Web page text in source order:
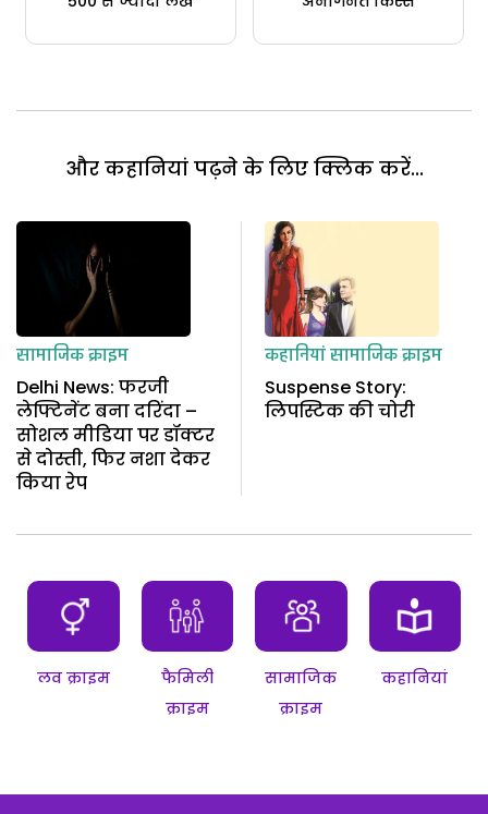
और कहानियां पढ़ने के लिए क्लिक करें...
सामाजिक क्राइम
Delhi News: फरजी
लेफ्टिनेंट बना दरिंदा –
सोशल मीडिया पर डॉक्टर
से दोस्ती, फिर नशा देकर
किया रेप
कहानियांसामाजिक क्राइम
Suspense Story:
लिपस्टिक की चोरी
लव क्राइम
फैमिली
क्राइम
सामाजिक
क्राइम
कहानियां